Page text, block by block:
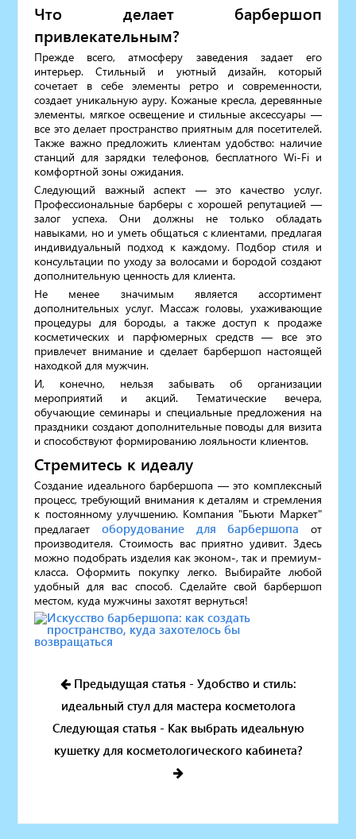
Депиляция
Доставка за один день
Что делает барбершоп
привлекательным?
Прежде всего, атмосферу заведения задает его
интерьер. Стильный и уютный дизайн, который
сочетает в себе элементы ретро и современности,
создает уникальную ауру. Кожаные кресла, деревянные
элементы, мягкое освещение и стильные аксессуары —
все это делает пространство приятным для посетителей.
Также важно предложить клиентам удобство: наличие
станций для зарядки телефонов, бесплатного Wi-Fi и
комфортной зоны ожидания.
Следующий важный аспект — это качество услуг.
Профессиональные барберы с хорошей репутацией —
залог успеха. Они должны не только обладать
навыками, но и уметь общаться с клиентами, предлагая
индивидуальный подход к каждому. Подбор стиля и
консультации по уходу за волосами и бородой создают
дополнительную ценность для клиента.
Не менее значимым является ассортимент
дополнительных услуг. Массаж головы, ухаживающие
процедуры для бороды, а также доступ к продаже
косметических и парфюмерных средств — все это
привлечет внимание и сделает барбершоп настоящей
находкой для мужчин.
И, конечно, нельзя забывать об организации
мероприятий и акций. Тематические вечера,
обучающие семинары и специальные предложения на
праздники создают дополнительные поводы для визита
и способствуют формированию лояльности клиентов.
Стремитесь к идеалу
Создание идеального барбершопа — это комплексный
процесс, требующий внимания к деталям и стремления
к постоянному улучшению. Компания "Бьюти Маркет"
предлагает оборудование для барбершопа от
производителя. Стоимость вас приятно удивит. Здесь
можно подобрать изделия как эконом-, так и премиум-
класса. Оформить покупку легко. Выбирайте любой
удобный для вас способ. Сделайте свой барбершоп
местом, куда мужчины захотят вернуться!
Предыдущая статья - Удобство и стиль:
идеальный стул для мастера косметолога
Следующая статья - Как выбрать идеальную
кушетку для косметологического кабинета?